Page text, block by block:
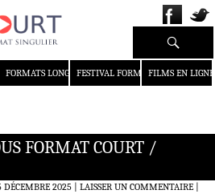
FORMATS LONGS FESTIVAL FORMAT COURT
FILMS EN LIGNE
Recherche
FORMAT COURT /
DÉCEMBRE 2025 LAISSER UN COMMENTAIRE|